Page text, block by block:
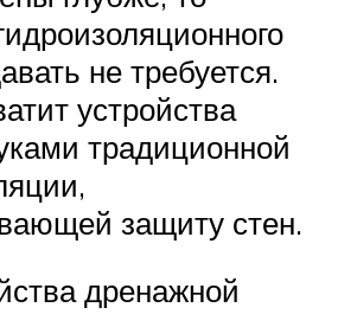
не требуется.
устройства
традиционной
защиту стен.
дренажной